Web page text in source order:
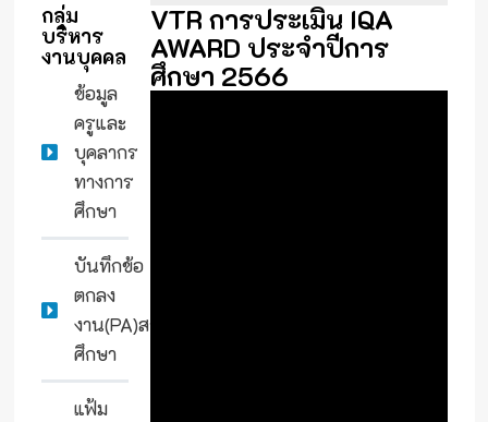
กลุ่ม
บริหาร
งานบุคคล
ข้อมูล
ครูและ
บุคลากร
ทางการ
ศึกษา
บันทึกข้อ
ตกลง
งาน(PA)สถาน
ศึกษา
แฟ้ม
VTR การประเมิน IQA
AWARD ประจำปีการ
ศึกษา 2566